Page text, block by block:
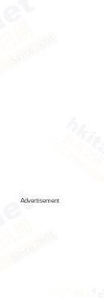
Advertisement